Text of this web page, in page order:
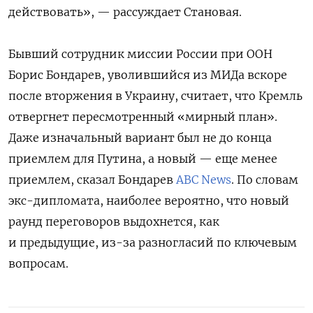
действовать», — рассуждает Становая.
Бывший сотрудник миссии России при ООН
Борис Бондарев, уволившийся из МИДа вскоре
после вторжения в Украину, считает, что Кремль
отвергнет пересмотренный «мирный план».
Даже изначальный вариант был не до конца
приемлем для Путина, а новый — еще менее
приемлем, сказал Бондарев ABC News. По словам
экс-дипломата, наиболее вероятно, что новый
раунд переговоров выдохнется, как
и предыдущие, из-за разногласий по ключевым
вопросам.